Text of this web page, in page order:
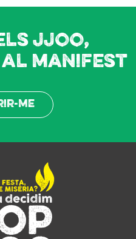
JJOO,
manifest
me